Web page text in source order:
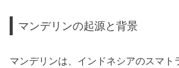
マンデリンの起源と背景
マンデリンは、インドネシアのスマト